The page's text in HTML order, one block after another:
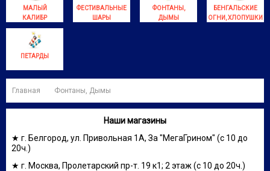
МАЛЫЙ
КАЛИБР
ФЕСТИВАЛЬНЫЕ
ШАРЫ
ФОНТАНЫ,
ДЫМЫ
БЕНГАЛЬСКИЕ
ОГНИ, ХЛОПУШКИ
ПЕТАРДЫ
Главная Фонтаны, Дымы
Наши магазины
★ г. Белгород, ул. Привольная 1А, За "МегаГрином" (с 10 до
20ч.)
★ г. Москва, Пролетарский пр-т. 19 к1; 2 этаж (с 10 до 20ч.)